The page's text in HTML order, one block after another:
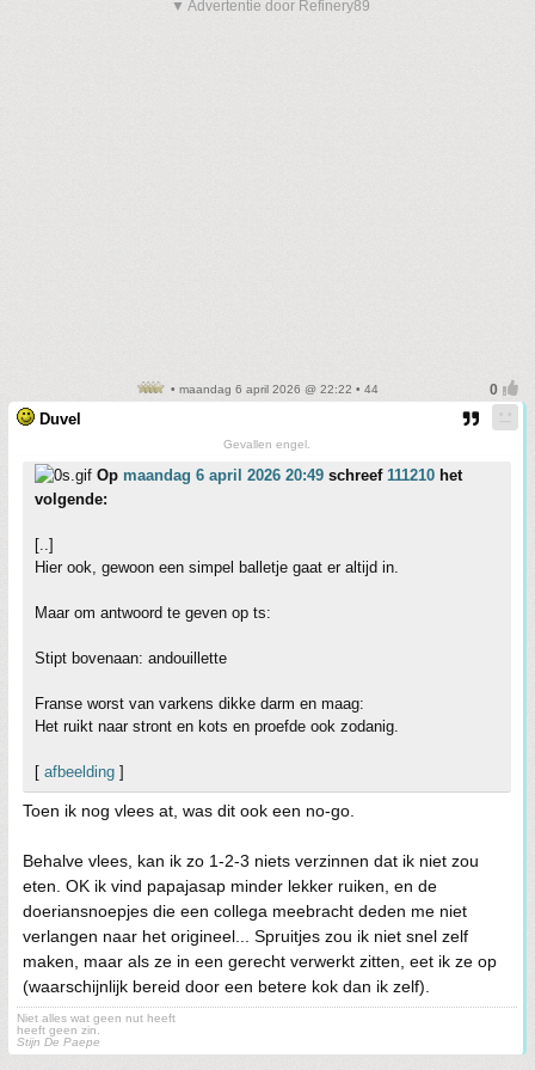
▼ Advertentie door Refinery89
• maandag 6 april 2026 @ 22:22 • 44
Duvel
Gevallen engel.
Op maandag 6 april 2026 20:49 schreef 111210 het
volgende:
[..]
Hier ook, gewoon een simpel balletje gaat er altijd in.
Maar om antwoord te geven op ts:
Stipt bovenaan: andouillette
Franse worst van varkens dikke darm en maag:
Het ruikt naar stront en kots en proefde ook zodanig.
[ afbeelding ]
Toen ik nog vlees at, was dit ook een no-go.
Behalve vlees, kan ik zo 1-2-3 niets verzinnen dat ik niet zou
eten. OK ik vind papajasap minder lekker ruiken, en de
doeriansnoepjes die een collega meebracht deden me niet
verlangen naar het origineel... Spruitjes zou ik niet snel zelf
maken, maar als ze in een gerecht verwerkt zitten, eet ik ze op
(waarschijnlijk bereid door een betere kok dan ik zelf).
Niet alles wat geen nut heeft
heeft geen zin.
Stijn De Paepe